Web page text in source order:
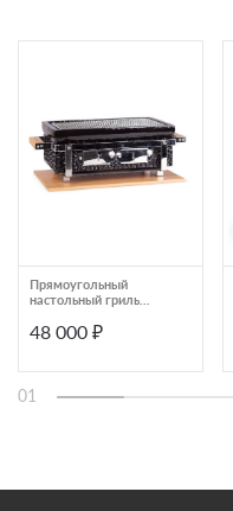
Прямоугольный
настольный гриль
48 000 ₽
01